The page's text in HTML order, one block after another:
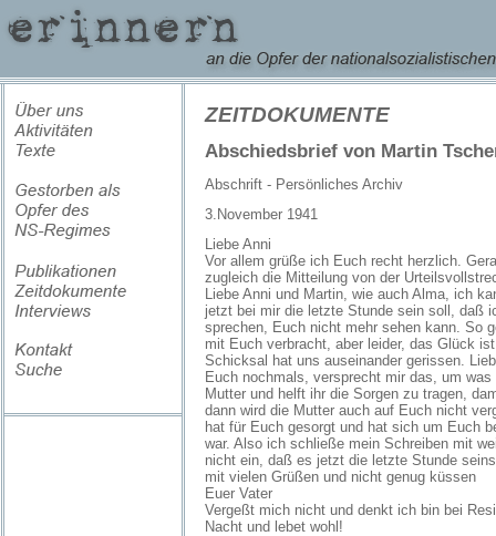
ZEITDOKUMENTE
Abschiedsbrief von Martin
Abschrift - Persönliches Archiv
3.November 1941
Liebe Anni
Vor allem grüße ich Euch recht herzlich.
zugleich die Mitteilung von der
Liebe Anni und Martin, wie auch Alma, ich
jetzt bei mir die letzte Stunde sein soll, daß
sprechen, Euch nicht mehr sehen kann. So
mit Euch verbracht, aber leider, das Glück
Schicksal hat uns auseinander gerissen.
Euch nochmals, versprecht mir das, um
Mutter und helft ihr die Sorgen zu tragen,
dann wird die Mutter auch auf Euch nicht
hat für Euch gesorgt und hat sich um Euch
war. Also ich schließe mein Schreiben mit
nicht ein, daß es jetzt die letzte Stunde
mit vielen Grüßen und nicht genug küssen
Euer Vater
Vergeßt mich nicht und denkt ich bin bei
Nacht und lebet wohl!